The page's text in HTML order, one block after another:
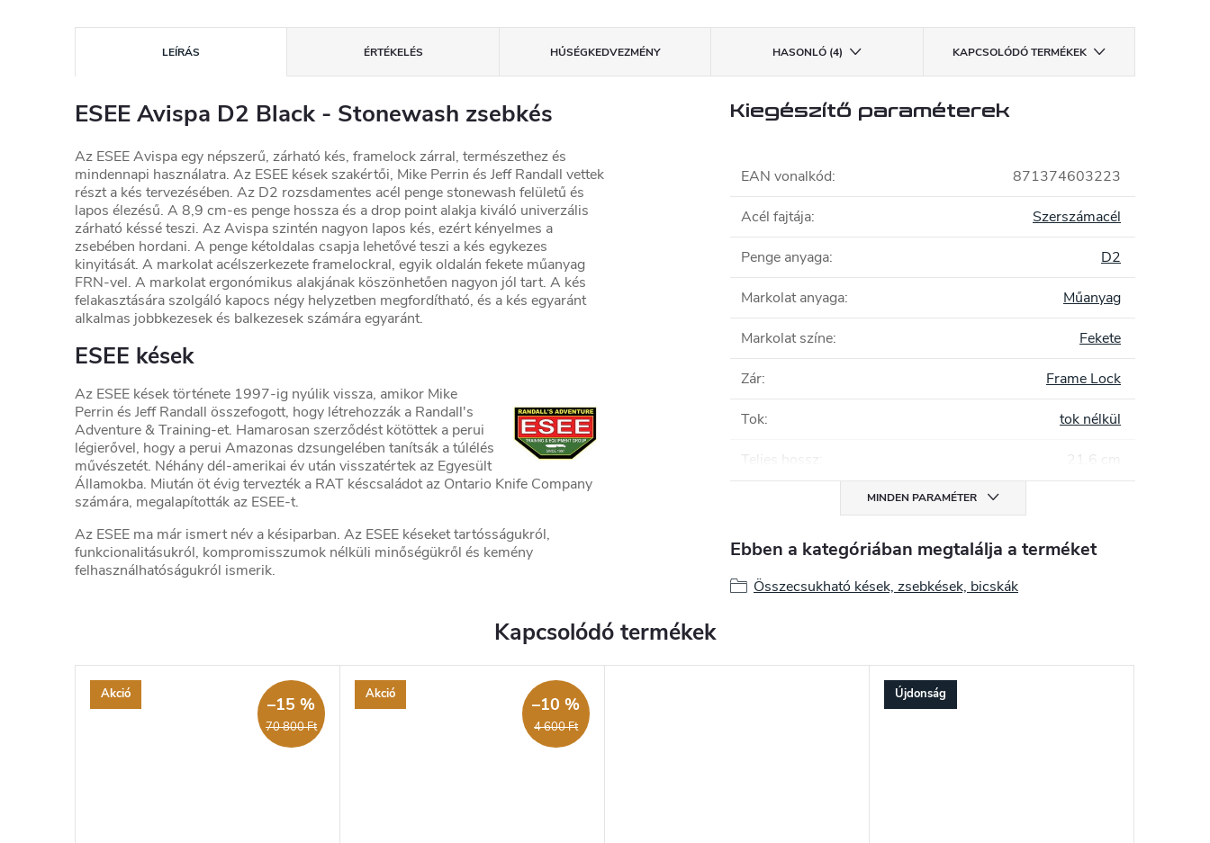
LEÍRÁS ÉRTÉKELÉS HŰSÉGKEDVEZMÉNY HASONLÓ (4) KAPCSOLÓDÓ TERMÉKEK
ESEE Avispa D2 Black - Stonewash zsebkés
Az ESEE Avispa egy népszerű, zárható kés, framelock zárral, természethez és
mindennapi használatra. Az ESEE kések szakértői, Mike Perrin és Jeff Randall vettek
részt a kés tervezésében. Az D2 rozsdamentes acél penge stonewash felületű és
lapos élezésű. A 8,9 cm-es penge hossza és a drop point alakja kiváló univerzális
zárható késsé teszi. Az Avispa szintén nagyon lapos kés, ezért kényelmes a
zsebében hordani. A penge kétoldalas csapja lehetővé teszi a kés egykezes
kinyitását. A markolat acélszerkezete framelockral, egyik oldalán fekete műanyag
FRN-vel. A markolat ergonómikus alakjának köszönhetően nagyon jól tart. A kés
felakasztására szolgáló kapocs négy helyzetben megfordítható, és a kés egyaránt
alkalmas jobbkezesek és balkezesek számára egyaránt.
ESEE kések
Az ESEE kések története 1997-ig nyúlik vissza, amikor Mike
Perrin és Jeff Randall összefogott, hogy létrehozzák a Randall's
Adventure & Training-et. Hamarosan szerződést kötöttek a perui
légierővel, hogy a perui Amazonas dzsungelében tanítsák a túlélés
művészetét. Néhány dél-amerikai év után visszatértek az Egyesült
Államokba. Miután öt évig tervezték a RAT késcsaládot az Ontario Knife Company
számára, megalapították az ESEE-t.
Az ESEE ma már ismert név a késiparban. Az ESEE késeket tartósságukról,
funkcionalitásukról, kompromisszumok nélküli minőségükről és kemény
felhasználhatóságukról ismerik.
Kiegészítő paraméterek
EAN vonalkód: 871374603223
Acél fajtája: Szerszámacél
Penge anyaga: D2
Markolat anyaga: Műanyag
Markolat színe: Fekete
Zár: Frame Lock
Tok: tok nélkül
Teljes hossz 21,6 cm
MINDEN PARAMÉTER
Ebben a kategóriában megtalálja a terméket
Összecsukható kések, zsebkések, bicskák
Kapcsolódó termékek
Akció
70 800 Ft
–15 % Akció
4 600 Ft
–10 % Újdonság